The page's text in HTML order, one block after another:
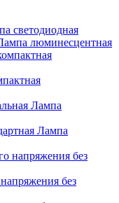
светодиодная
люминесцентная
Лампа
Лампа
без